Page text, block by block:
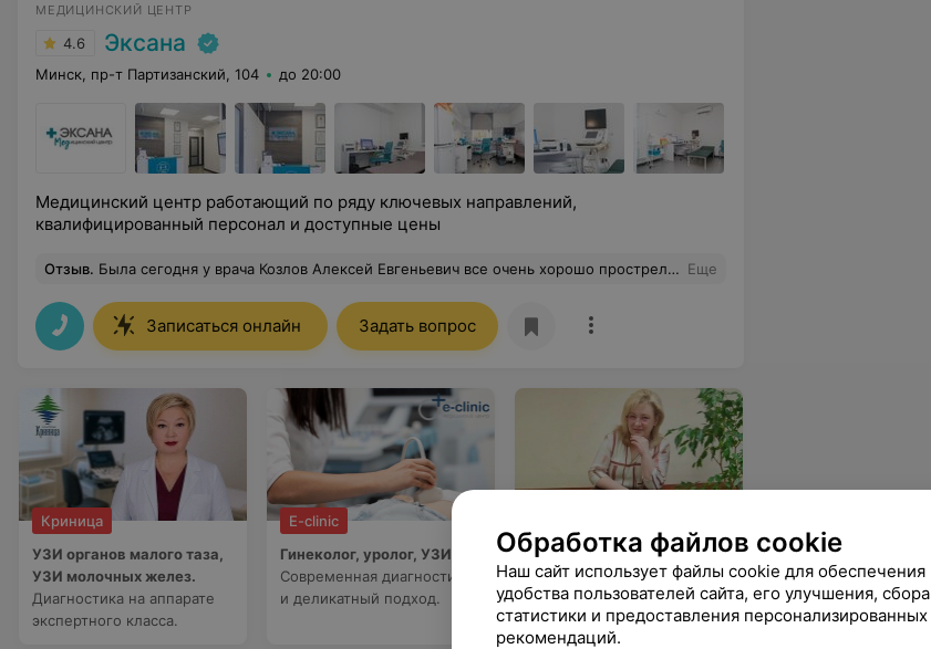
МЕДИЦИНСКИЙ ЦЕНТР
4.6 Эксана
Минск, пр-т Партизанский, 104 до 20:00
Медицинский центр работающий по ряду ключевых направлений,
квалифицированный персонал и доступные цены
Отзыв. Была сегодня у врача Козлов Алексей Евгеньевич все очень хорошо прострел спасибо ему большое Еще
Записаться онлайн Задать вопрос
Криница
УЗИ органов малого таза,
УЗИ молочных желез.
Диагностика на аппарате
экспертного класса.
E-clinic
Гинеколог, уролог, УЗИ.
Современная диагностика
и деликатный подход.
Психолог метро «Восток».
Ул. Петра Мстиславца, 22
Обработка файлов cookie
Наш сайт использует файлы cookie для обеспечения
удобства пользователей сайта, его улучшения, сбора
статистики и предоставления персонализированных
рекомендаций.